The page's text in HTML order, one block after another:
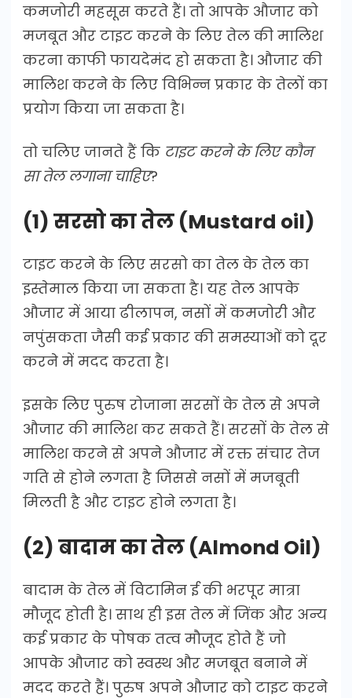
कमजोरी महसूस करते हैं। तो आपके औजार को
मजबूत और टाइट करने के लिए तेल की मालिश
करना काफी फायदेमंद हो सकता है। औजार की
मालिश करने के लिए विभिन्न प्रकार के तेलों का
प्रयोग किया जा सकता है।
तो चलिए जानते हैं कि टाइट करने के लिए कौन
सा तेल लगाना चाहिए?
(1) सरसो का तेल (Mustard oil)
टाइट करने के लिए सरसो का तेल के तेल का
इस्तेमाल किया जा सकता है। यह तेल आपके
औजार में आया ढीलापन, नसों में कमजोरी और
नपुंसकता जैसी कई प्रकार की समस्याओं को दूर
करने में मदद करता है।
इसके लिए पुरुष रोजाना सरसों के तेल से अपने
औजार की मालिश कर सकते हैं। सरसों के तेल से
मालिश करने से अपने औजार में रक्त संचार तेज
गति से होने लगता है जिससे नसों में मजबूती
मिलती है और टाइट होने लगता है।
(2) बादाम का तेल (Almond Oil)
बादाम के तेल में विटामिन ई की भरपूर मात्रा
मौजूद होती है। साथ ही इस तेल में जिंक और अन्य
कई प्रकार के पोषक तत्व मौजूद होते हैं जो
आपके औजार को स्वस्थ और मजबूत बनाने में
मदद करते हैं। पुरुष अपने औजार को टाइट करने